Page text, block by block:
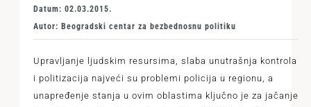
Datum: 02.03.2015.
Autor: Beogradski centar za bezbednosnu politiku
Upravljanje ljudskim resursima, slaba unutrašnja kontrola
i politizacija najveći su problemi policija u regionu, a
unapređenje stanja u ovim oblastima ključno je za jačanje